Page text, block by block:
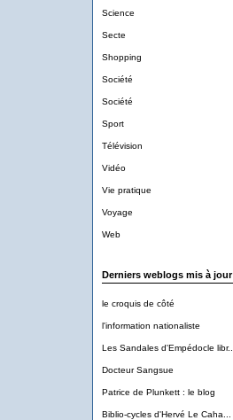
Science
Secte
Shopping
Société
Société
Sport
Télévision
Vidéo
Vie pratique
Voyage
Web
Derniers weblogs mis à jour
le croquis de côté
l'information nationaliste
Les Sandales d'Empédocle libr...
Docteur Sangsue
Patrice de Plunkett : le blog
Biblio-cycles d'Hervé Le Caha...